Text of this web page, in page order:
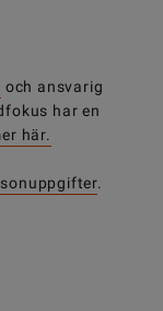
och ansvarig
har en
här.
.